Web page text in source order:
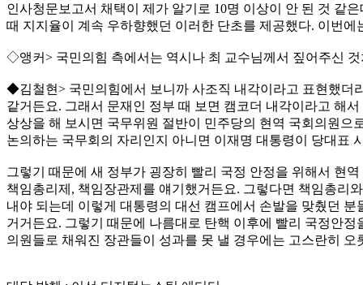
인사청문보고서 채택이 제가 알기로 10명 이상이 안 된 것 같
때 지지율이 계속 우하향했던 이러한 단초를 제공했다. 이번
◇앵커> 국민의힘 측에서는 역시나 최 교수님께서 짚어주신
◆김철현> 국민의힘에서 보니까 사조직 내각이라고 표현했더
같거든요. 그래서 문재인 정부 때 보면 캠코더 내각이라고 해
상상을 해 보시면 국무위원 절반이 민주당의 현역 국회의원
논의하는 국무회의 자리인지 아니면 이재명 대통령이 당대표
그렇기 때문에 새 정부가 굉장히 빨리 국정 안정을 위해서 현
책임총리제, 책임장관제를 얘기했거든요. 그렇다면 책임총리
내야 되는데 이렇게 대통령의 대선 캠프에서 손발을 맞췄던
거거든요. 그렇기 때문에 나름대로 탄핵 이후에 빨리 국정안
의원들로 채워진 장관들이 성과를 못 낼 경우에는 고스란히